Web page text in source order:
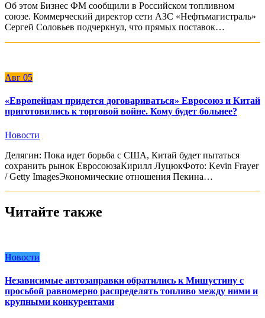
Об этом Бизнес ФМ сообщили в Российском топливном
союзе. Коммерческий директор сети АЗС «Нефтьмагистраль»
Сергей Соловьев подчеркнул, что прямых поставок…
Авг 05
«Европейцам придется договариваться» Евросоюз и Китай
приготовились к торговой войне. Кому будет больнее?
Новости
Делягин: Пока идет борьба с США, Китай будет пытаться
сохранить рынок ЕвросоюзаКирилл ЛуцюкФото: Kevin Frayer
/ Getty ImagesЭкономические отношения Пекина…
Читайте также
Новости
Независимые автозаправки обратились к Мишустину с
просьбой равномерно распределять топливо между ними и
крупными конкурентами